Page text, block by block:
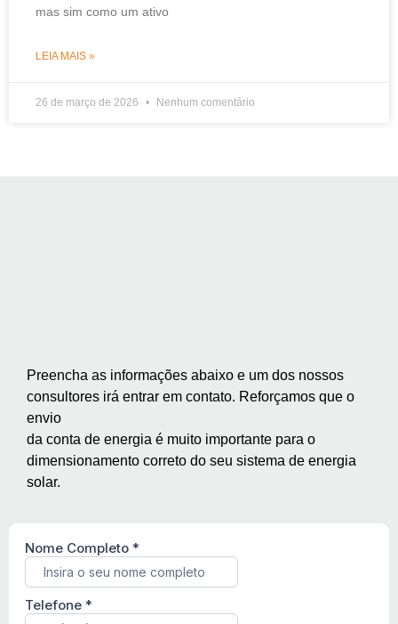
mas sim como um ativo
LEIA MAIS »
26 de março de 2026 Nenhum comentário
Preencha as informações abaixo e um dos nossos
consultores irá entrar em contato. Reforçamos que o
envio
da conta de energia é muito importante para o
dimensionamento correto do seu sistema de energia
solar.